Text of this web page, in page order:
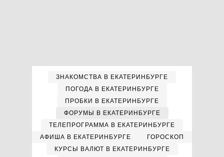
ЗНАКОМСТВА В ЕКАТЕРИНБУРГЕ
ПОГОДА В ЕКАТЕРИНБУРГЕ
ПРОБКИ В ЕКАТЕРИНБУРГЕ
ФОРУМЫ В ЕКАТЕРИНБУРГЕ
ТЕЛЕПРОГРАММА В ЕКАТЕРИНБУРГЕ
АФИША В ЕКАТЕРИНБУРГЕ
ГОРОСКОП
КУРСЫ ВАЛЮТ В ЕКАТЕРИНБУРГЕ